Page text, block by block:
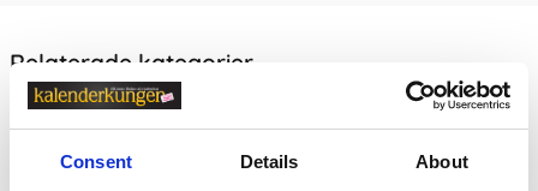
Consent Details About
Relaterade kategorier
Kalendrar & almanackor för 2027
Skolkalender